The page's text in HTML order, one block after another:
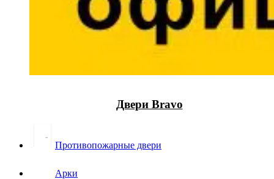
Двери Bravo
Противопожарные двери
Арки